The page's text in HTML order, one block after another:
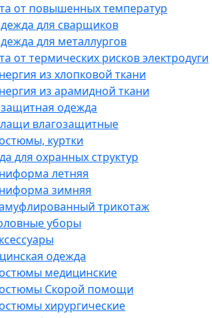
от повышенных температур
для сварщиков
для металлургов
от термических рисков электродуги
из хлопковой ткани
из арамидной ткани
одежда
влагозащитные
куртки
для охранных структур
летняя
зимняя
трикотаж
уборы
одежда
медицинские
Скорой помощи
хирургические